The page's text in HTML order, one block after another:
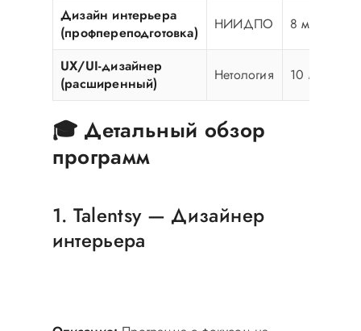
Дизайн интерьера
(профпереподготовка)
НИИДПО 8 мес.
UX/UI-дизайнер
(расширенный)
Нетология 10 мес.
🎓 Детальный обзор
программ
1. Talentsy — Дизайнер
интерьера